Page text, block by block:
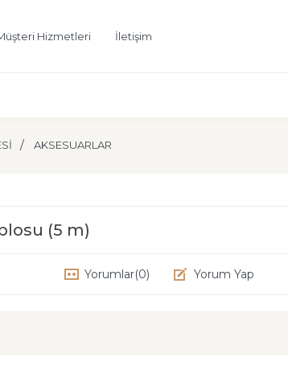
Hizmetleri İletişim
AKSESUARLAR
(5 m)
Yorumlar(0) Yorum Yap